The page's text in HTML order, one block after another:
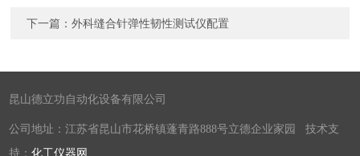
下一篇：外科缝合针弹性韧性测试仪配置
昆山德立功自动化设备有限公司
公司地址：江苏省昆山市花桥镇蓬青路888号立德企业家园 技术支
持：化工仪器网